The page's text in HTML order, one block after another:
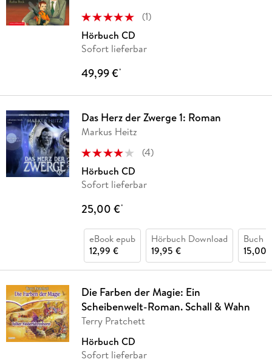
(1)
Hörbuch CD
Sofort lieferbar
49,99 €*
Das Herz der Zwerge 1: Roman
Markus Heitz
(4)
Hörbuch CD
Sofort lieferbar
25,00 €*
eBook epub
12,99 €
Hörbuch Download
19,95 €
Buch
15,00
Die Farben der Magie: Ein
Scheibenwelt-Roman. Schall & Wahn
Terry Pratchett
Hörbuch CD
Sofort lieferbar